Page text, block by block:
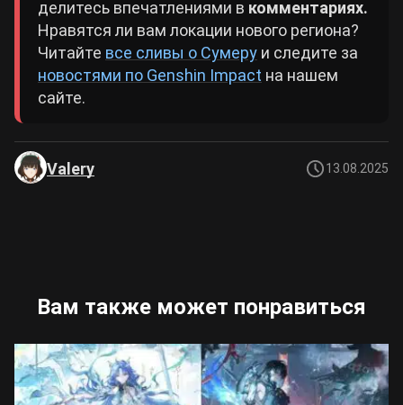
делитесь впечатлениями в комментариях.
Нравятся ли вам локации нового региона?
Читайте все сливы о Сумеру и следите за
новостями по Genshin Impact на нашем
сайте.
Valery 13.08.2025
Вам также может понравиться